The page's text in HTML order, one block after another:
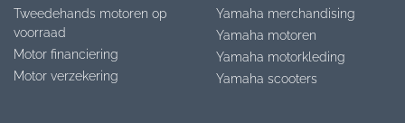
Tweedehands motoren op
voorraad
Motor financiering
Motor verzekering
Yamaha merchandising
Yamaha motoren
Yamaha motorkleding
Yamaha scooters